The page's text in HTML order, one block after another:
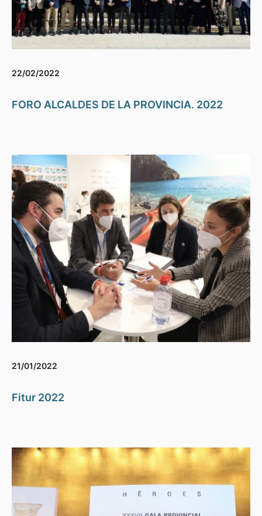
22/02/2022
FORO ALCALDES DE LA PROVINCIA. 2022
21/01/2022
Fitur 2022